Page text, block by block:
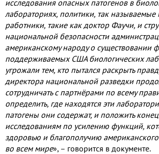
исследования опасных патогенов в
лабораториях, политики, так
работники, такие как доктор Фаучи, и
национальной безопасности
американскому народу о существовании
поддерживаемых США биологических
угрожали тем, кто пытался раскрыть
директора национальной разведки
сотрудничать с партнёрами по всему
определить, где находятся эти
патогены они содержат, и положить
исследованиям по усилению функций,
здоровью и благополучию
во всем мире», – говорится в документе.